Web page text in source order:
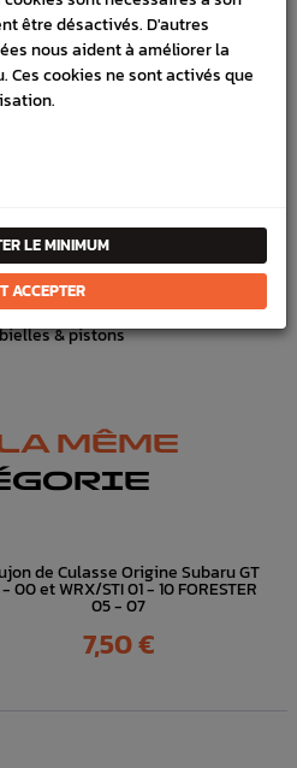
& pistons
MÊME
de Culasse Origine Subaru GT
00 et WRX/STI 01 - 10 FORESTER
05 - 07
Prix
7,50 €
être désactivés. D'autres
nous aident à améliorer la
cookies ne sont activés que
LE MINIMUM
ACCEPTER